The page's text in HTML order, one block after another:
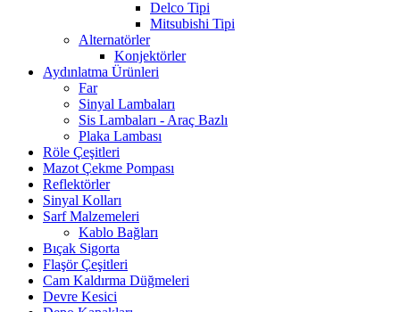
Delco Tipi
Mitsubishi Tipi
Alternatörler
Konjektörler
Aydınlatma Ürünleri
Far
Sinyal Lambaları
Sis Lambaları - Araç Bazlı
Plaka Lambası
Röle Çeşitleri
Mazot Çekme Pompası
Reflektörler
Sinyal Kolları
Sarf Malzemeleri
Kablo Bağları
Bıçak Sigorta
Flaşör Çeşitleri
Cam Kaldırma Düğmeleri
Devre Kesici